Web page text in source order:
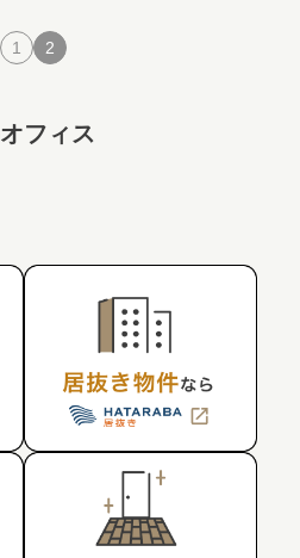
ィング
1 2
フィス